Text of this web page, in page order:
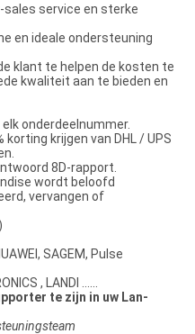
sales service en sterke
en ideale ondersteuning
klant te helpen de kosten te
kwaliteit aan te bieden en
onderdeelnummer.
krijgen van DHL / UPS
8D-rapport.
wordt beloofd
vervangen of
SAGEM, Pulse
, LANDI ......
te zijn in uw Lan-